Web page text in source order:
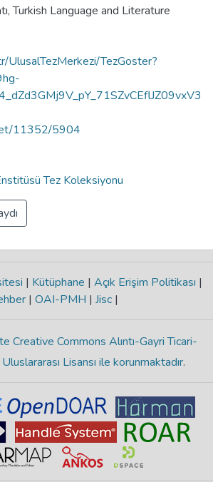
,Turkish Language and Literature
UlusalTezMerkezi/TezGoster?
11352/5904
Tez Koleksiyonu
| Kütüphane | Açık Erişim Politikası |
| OAI-PMH | Jisc |
Creative Commons Alıntı-Gayri Ticari-
Lisansı ile korunmaktadır.